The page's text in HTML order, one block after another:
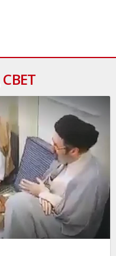
СВЕТ